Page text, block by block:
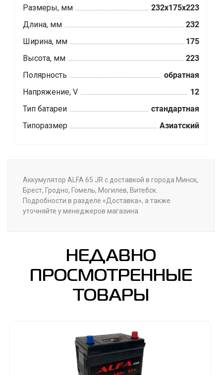
Размеры, мм
232x175x223
Длина, мм
232
Ширина, мм
175
Высота, мм
223
Полярность
обратная
Напряжение, V
12
Тип батареи
стандартная
Типоразмер
Азиатский
Аккумулятор ALFA 65 JR с доставкой в города Минск,
Брест, Гродно, Гомель, Могилев, Витебск.
Подробности в разделе «Доставка», а также
уточняйте у менеджеров магазина.
НЕДАВНО
ПРОСМОТРЕННЫЕ
ТОВАРЫ